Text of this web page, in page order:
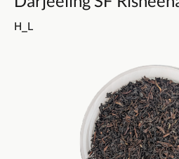
H_L
Bildergalerie überspringen